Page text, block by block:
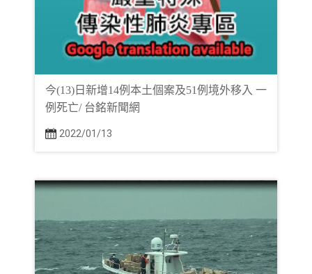
今(13)日新增14例本土個案及51例境外移入 一
例死亡/ 台銘新聞網
2022/01/13